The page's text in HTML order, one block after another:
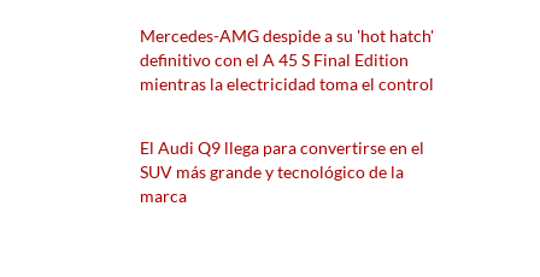
Mercedes-AMG despide a su 'hot hatch'
definitivo con el A 45 S Final Edition
mientras la electricidad toma el control
El Audi Q9 llega para convertirse en el
SUV más grande y tecnológico de la
marca